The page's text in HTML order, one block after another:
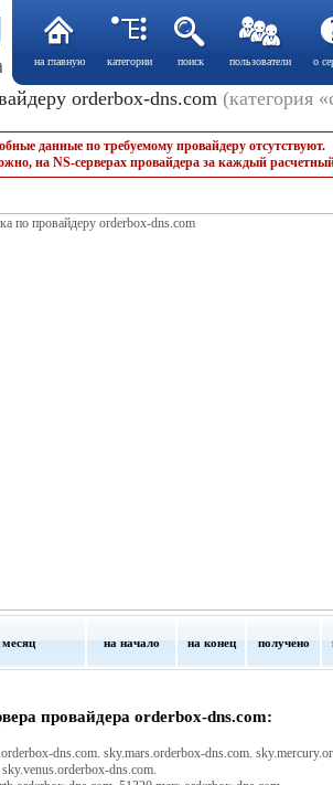
на главную категории поиск пользователи о
orderbox-dns.com (категория
данные по требуемому провайдеру отсутствуют.
на NS-серверах провайдера за каждый
месяц на начало на конец получено
провайдера orderbox-dns.com:
dns.com. sky.mars.orderbox-dns.com.
dns.com.